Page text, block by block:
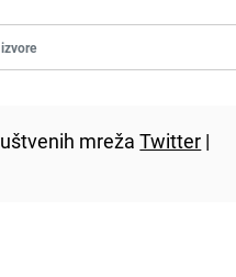
mrežaTwitter |